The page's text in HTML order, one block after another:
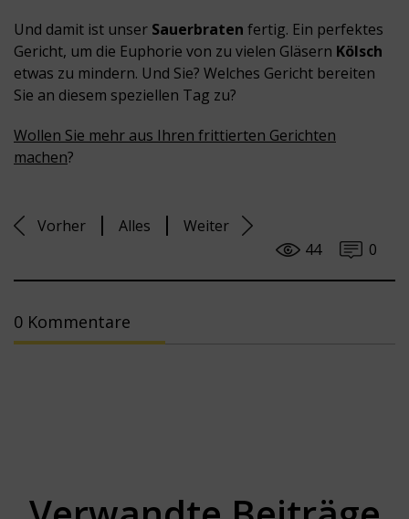
Und damit ist unser Sauerbraten fertig. Ein perfektes
Gericht, um die Euphorie von zu vielen Gläsern Kölsch
etwas zu mindern. Und Sie? Welches Gericht bereiten
Sie an diesem speziellen Tag zu?
Wollen Sie mehr aus Ihren frittierten Gerichten
machen?
Vorher Alles
Weiter
0
44
0 Kommentare